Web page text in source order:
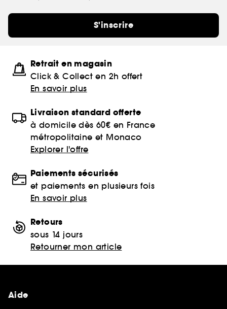
S'inscrire
Retrait en magasin
Click & Collect en 2h offert
En savoir plus
Livraison standard offerte
à domicile dès 60€ en France
métropolitaine et Monaco
Explorer l'offre
Paiements sécurisés
et paiements en plusieurs fois
En savoir plus
Retours
sous 14 jours
Retourner mon article
Aide